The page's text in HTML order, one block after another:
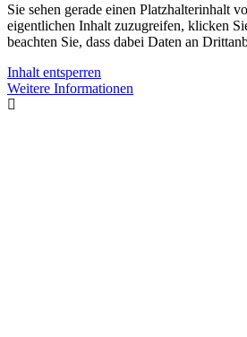
Sie sehen gerade einen Platzhalterinhalt
eigentlichen Inhalt zuzugreifen, klicken
beachten Sie, dass dabei Daten an
Inhalt entsperren
Weitere Informationen